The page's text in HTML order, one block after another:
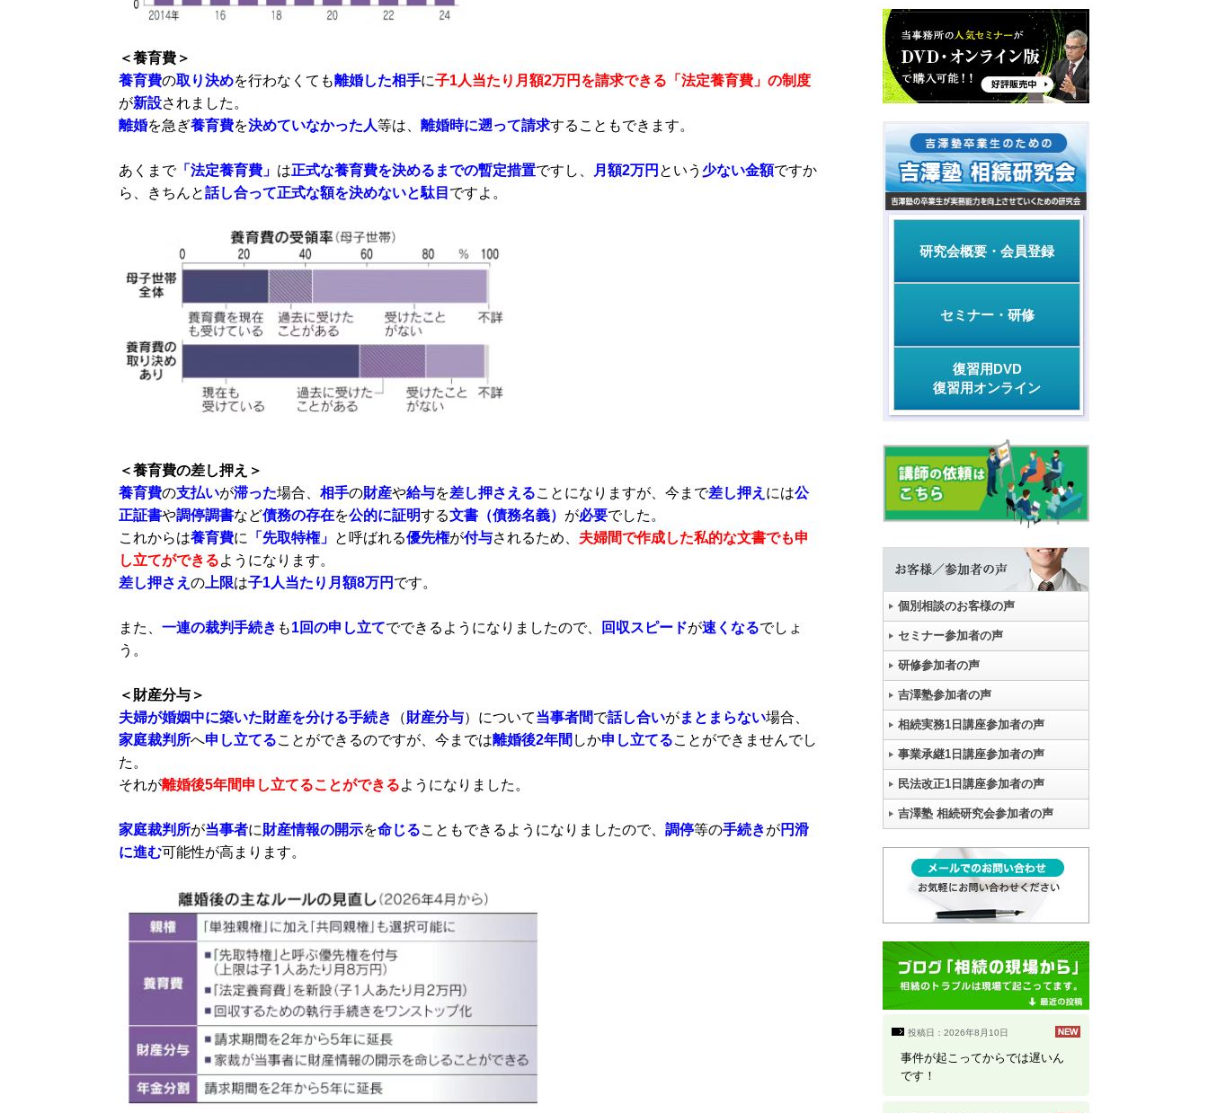
＜養育費＞
養育費の取り決めを行わなくても離婚した相手に子1人当たり月額2万円を請求できる「法定養育費」の制度
が新設されました。
離婚を急ぎ養育費を決めていなかった人等は、 離婚時に遡って請求することもできます。
あくまで「法定養育費」 は正式な養育費を決めるまでの暫定措置ですし、 月額2万円 という 少ない金額ですか
ら、きちんと話し合って正式な額を決めないと駄目 ですよ。
＜養育費の差し押え＞
養育費の支払いが滞った場合、 相手の財産や給与を差し押さえることになりますが、今まで差し押え には公
正証書や調停調書など債務の存在を公的に証明する文書（債務名義） が必要でした。
これからは養育費に 「先取特権」 と呼ばれる優先権が付与されるため、 夫婦間で作成した私的な文書でも申
し立てができるようになります。
差し押さえ の 上限は子1人当たり月額8万円 です。
また、 一連の裁判手続き も1回の申し立てでできるようになりましたので、 回収スピードが速くなるでしょ
う。
＜財産分与＞
夫婦が婚姻中に築いた財産を分ける手続き （財産分与）について当事者間で話し合いがまとまらない場合、
家庭裁判所へ申し立てることができるのですが、今までは離婚後2年間 しか申し立てることができませんでし
た。
それが離婚後5年間申し立てることができるようになりました。
家庭裁判所が当事者に財産情報の開示を命じることもできるようになりましたので、 調停等の手続きが円滑
に進む可能性が高まります。
研究会概要・会員登録
セミナー・研修
復習用DVD
復習用オンライン
個別相談のお客様の声
セミナー参加者の声
研修参加者の声
吉澤塾参加者の声
相続実務1日講座参加者の声
事業承継1日講座参加者の声
民法改正1日講座参加者の声
吉澤塾 相続研究会参加者の声
投稿日：2026年8月10日
事件が起こってからでは遅いん
です！